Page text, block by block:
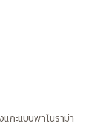
กะแบบพาโนราม่า